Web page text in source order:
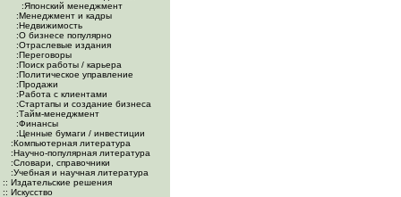
:Японский менеджмент
:Менеджмент и кадры
:Недвижимость
:О бизнесе популярно
:Отраслевые издания
:Переговоры
:Поиск работы / карьера
:Политическое управление
:Продажи
:Работа с клиентами
:Стартапы и создание бизнеса
:Тайм-менеджмент
:Финансы
:Ценные бумаги / инвестиции
:Компьютерная литература
:Научно-популярная литература
:Словари, справочники
:Учебная и научная литература
:: Издательские решения
:: Искусство